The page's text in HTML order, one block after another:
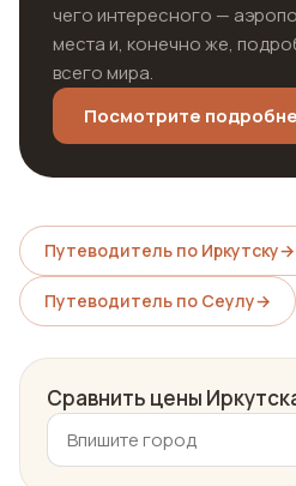
чего интересного —
места и, конечно же,
всего мира.
Посмотрите
Путеводитель по Иркутску→
Путеводитель по Сеулу→
Сравнить цены